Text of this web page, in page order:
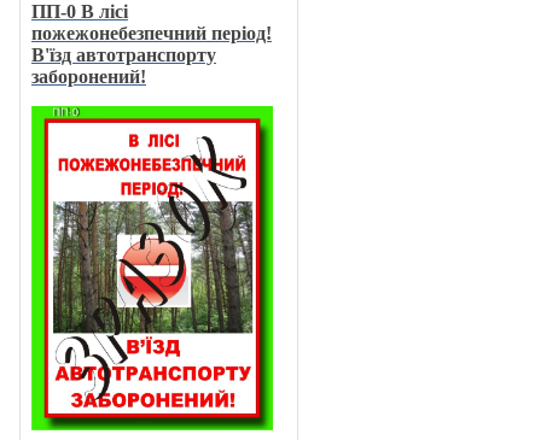
ПП-0 В лici
пожежонебезпечний перiод!
В'їзд автотранспорту
заборонений!